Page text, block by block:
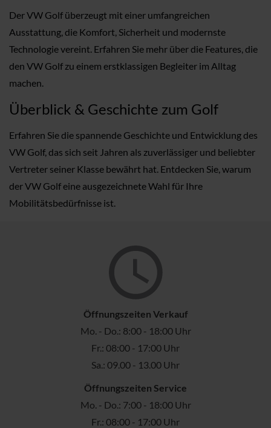
Der VW Golf überzeugt mit einer umfangreichen
Ausstattung, die Komfort, Sicherheit und modernste
Technologie vereint. Erfahren Sie mehr über die Features, die
den VW Golf zu einem erstklassigen Begleiter im Alltag
machen.
Überblick & Geschichte zum Golf
Erfahren Sie die spannende Geschichte und Entwicklung des
VW Golf, das sich seit Jahren als zuverlässiger und beliebter
Vertreter seiner Klasse bewährt hat. Entdecken Sie, warum
der VW Golf eine ausgezeichnete Wahl für Ihre
Mobilitätsbedürfnisse ist.
Öffnungszeiten Verkauf
Mo. - Do.: 8:00 - 18:00 Uhr
Fr.: 08:00 - 17:00 Uhr
Sa.: 09.00 - 13.00 Uhr
Öffnungszeiten Service
Mo. - Do.: 7:00 - 18:00 Uhr
Fr.: 08:00 - 17:00 Uhr